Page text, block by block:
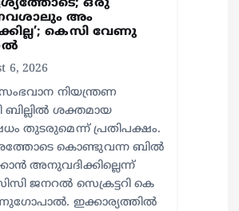
ഒരു
അം​
കെസി വേണു​
6, 2026
നിയന്ത്രണ
ബില്ലിൽ ശക്തമായ
തുടരുമെന്ന് പ്രതിപക്ഷം.
കൊണ്ടുവന്ന ബിൽ
അനുവദിക്കില്ലെന്ന്
ജനറൽ സെക്രട്ടറി കെ
ഇക്കാര്യത്തിൽ